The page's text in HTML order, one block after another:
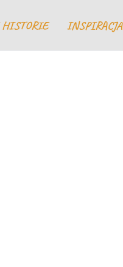
HISTORIE INSPIRACJA